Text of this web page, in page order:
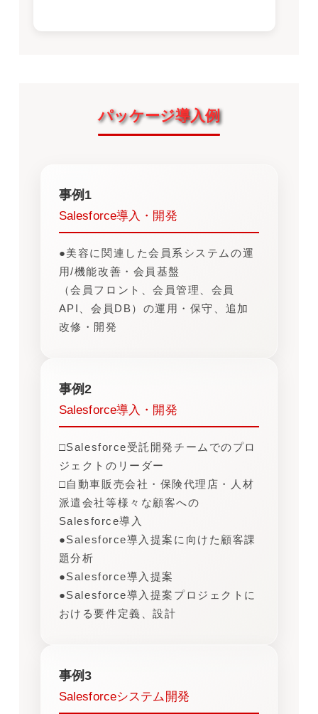
パッケージ導入例
事例1
Salesforce導入・開発
●美容に関連した会員系システムの運
用/機能改善・会員基盤
（会員フロント、会員管理、会員
API、会員DB）の運用・保守、追加
改修・開発
事例2
Salesforce導入・開発
□Salesforce受託開発チームでのプロ
ジェクトのリーダー
□自動車販売会社・保険代理店・人材
派遣会社等様々な顧客への
Salesforce導入
●Salesforce導入提案に向けた顧客課
題分析
●Salesforce導入提案
●Salesforce導入提案プロジェクトに
おける要件定義、設計
事例3
Salesforceシステム開発